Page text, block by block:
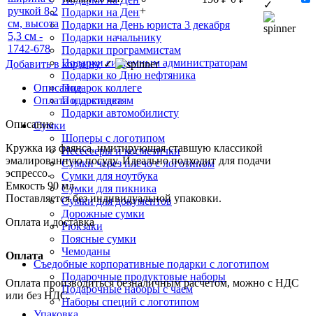
Подарки на День химика
Подарки на День юриста 3 декабря
Подарки начальнику
Подарки программистам
Подарки системным администраторам
Подарки ко Дню нефтяника
Подарок коллеге
Подарки детям
Подарки автомобилисту
Сумки
Шоперы с логотипом
Несессеры и косметички
Сумки через плечо с логотипом
Сумки для ноутбука
Сумки для пикника
Сумки для документов
Дорожные сумки
Рюкзаки
Поясные сумки
Чемоданы
Съедобные корпоративные подарки с логотипом
Подарочные продуктовые наборы
Подарочные наборы с чаем
Наборы специй с логотипом
+
✓
Добавить в корзину ✓
Описание
Оплата и доставка
Описание
Кружка из фаянса, имитирующая ставшую классикой
эмалированную посуду. Идеально подходит для подачи
эспрессо.
Емкость 90 мл.
Поставляется без индивидуальной упаковки.
Оплата и доставка
Оплата
Оплата производиться безналичным расчетом, можно с НДС
или без НДС.